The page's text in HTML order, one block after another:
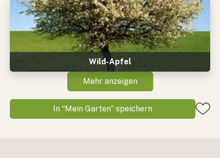
Wild-Apfel
Mehr anzeigen
In “Mein Garten” speichern